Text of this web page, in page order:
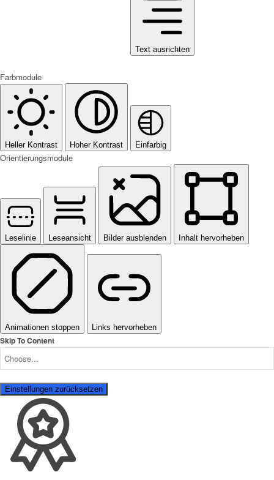
Text ausrichten
Farbmodule
Heller Kontrast Hoher Kontrast Einfarbig
Orientierungsmodule
Leselinie Leseansicht Bilder ausblenden Inhalt hervorheben
Animationen stoppen Links hervorheben
Skip To Content
Einstellungen zurücksetzen